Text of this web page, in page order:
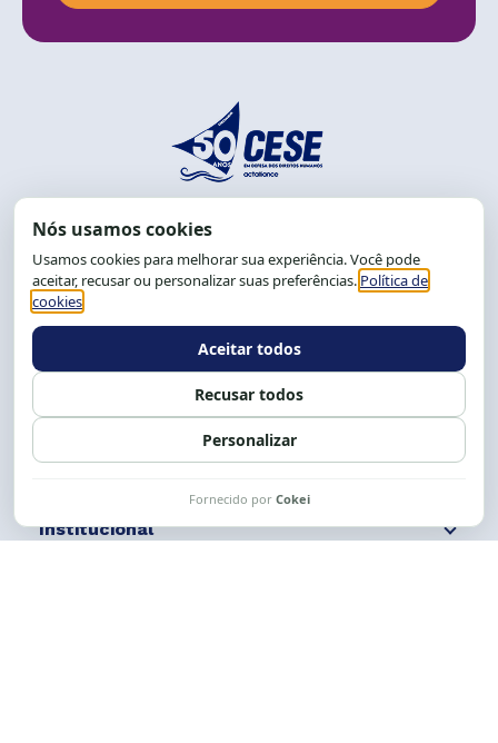
End.: R. da Graça, 150. Graça
CEP: 40.150-055
Salvador-BA, Brasil.
Tel.: (71) 2104-5457, Cel.: (71) 9 9239-2104 ou 2105
Expediente: 8h às 12h e 13 às 17h.
Siga nossas redes Fale conosco
Institucional